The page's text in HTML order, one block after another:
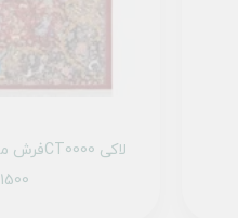
1500 شانه